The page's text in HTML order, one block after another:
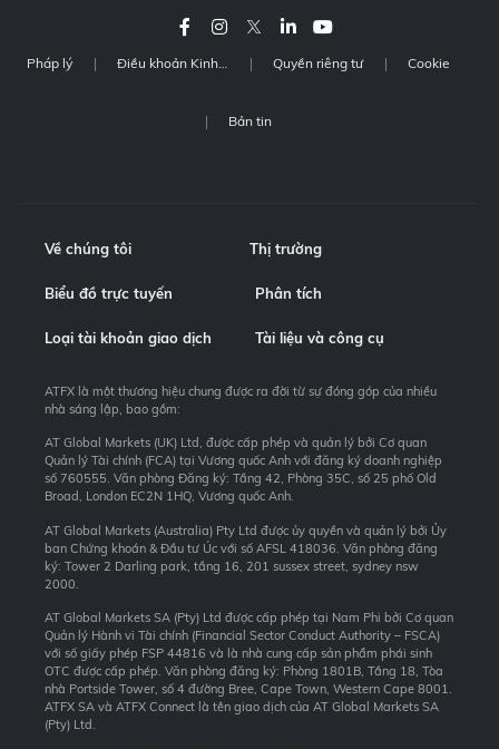
Pháp lý Điều khoản Kinh doanh Quyền riêng tư Cookie
Bản tin
Về chúng tôi Thị trường
Biểu đồ trực tuyến Phân tích
Loại tài khoản giao dịch Tài liệu và công cụ
ATFX là một thương hiệu chung được ra đời từ sự đóng góp của nhiều
nhà sáng lập, bao gồm:
AT Global Markets (UK) Ltd, được cấp phép và quản lý bởi Cơ quan
Quản lý Tài chính (FCA) tại Vương quốc Anh với đăng ký doanh nghiệp
số 760555. Văn phòng Đăng ký: Tầng 42, Phòng 35C, số 25 phố Old
Broad, London EC2N 1HQ, Vương quốc Anh.
AT Global Markets (Australia) Pty Ltd được ủy quyền và quản lý bởi Ủy
ban Chứng khoán & Đầu tư Úc với số AFSL 418036. Văn phòng đăng
ký: Tower 2 Darling park, tầng 16, 201 sussex street, sydney nsw
2000.
AT Global Markets SA (Pty) Ltd được cấp phép tại Nam Phi bởi Cơ quan
Quản lý Hành vi Tài chính (Financial Sector Conduct Authority – FSCA)
với số giấy phép FSP 44816 và là nhà cung cấp sản phẩm phái sinh
OTC được cấp phép. Văn phòng đăng ký: Phòng 1801B, Tầng 18, Tòa
nhà Portside Tower, số 4 đường Bree, Cape Town, Western Cape 8001.
ATFX SA và ATFX Connect là tên giao dịch của AT Global Markets SA
(Pty) Ltd.